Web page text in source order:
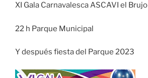
XI Gala Carnavalesca ASCAVI el Brujo
22 h Parque Municipal
Y después fiesta del Parque 2023